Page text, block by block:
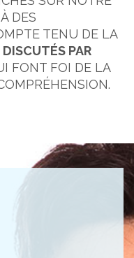
DES
TENU DE LA
DISCUTÉS PAR
FONT FOI DE LA